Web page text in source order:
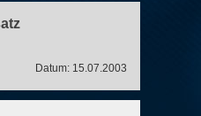
Datum: 15.07.2003